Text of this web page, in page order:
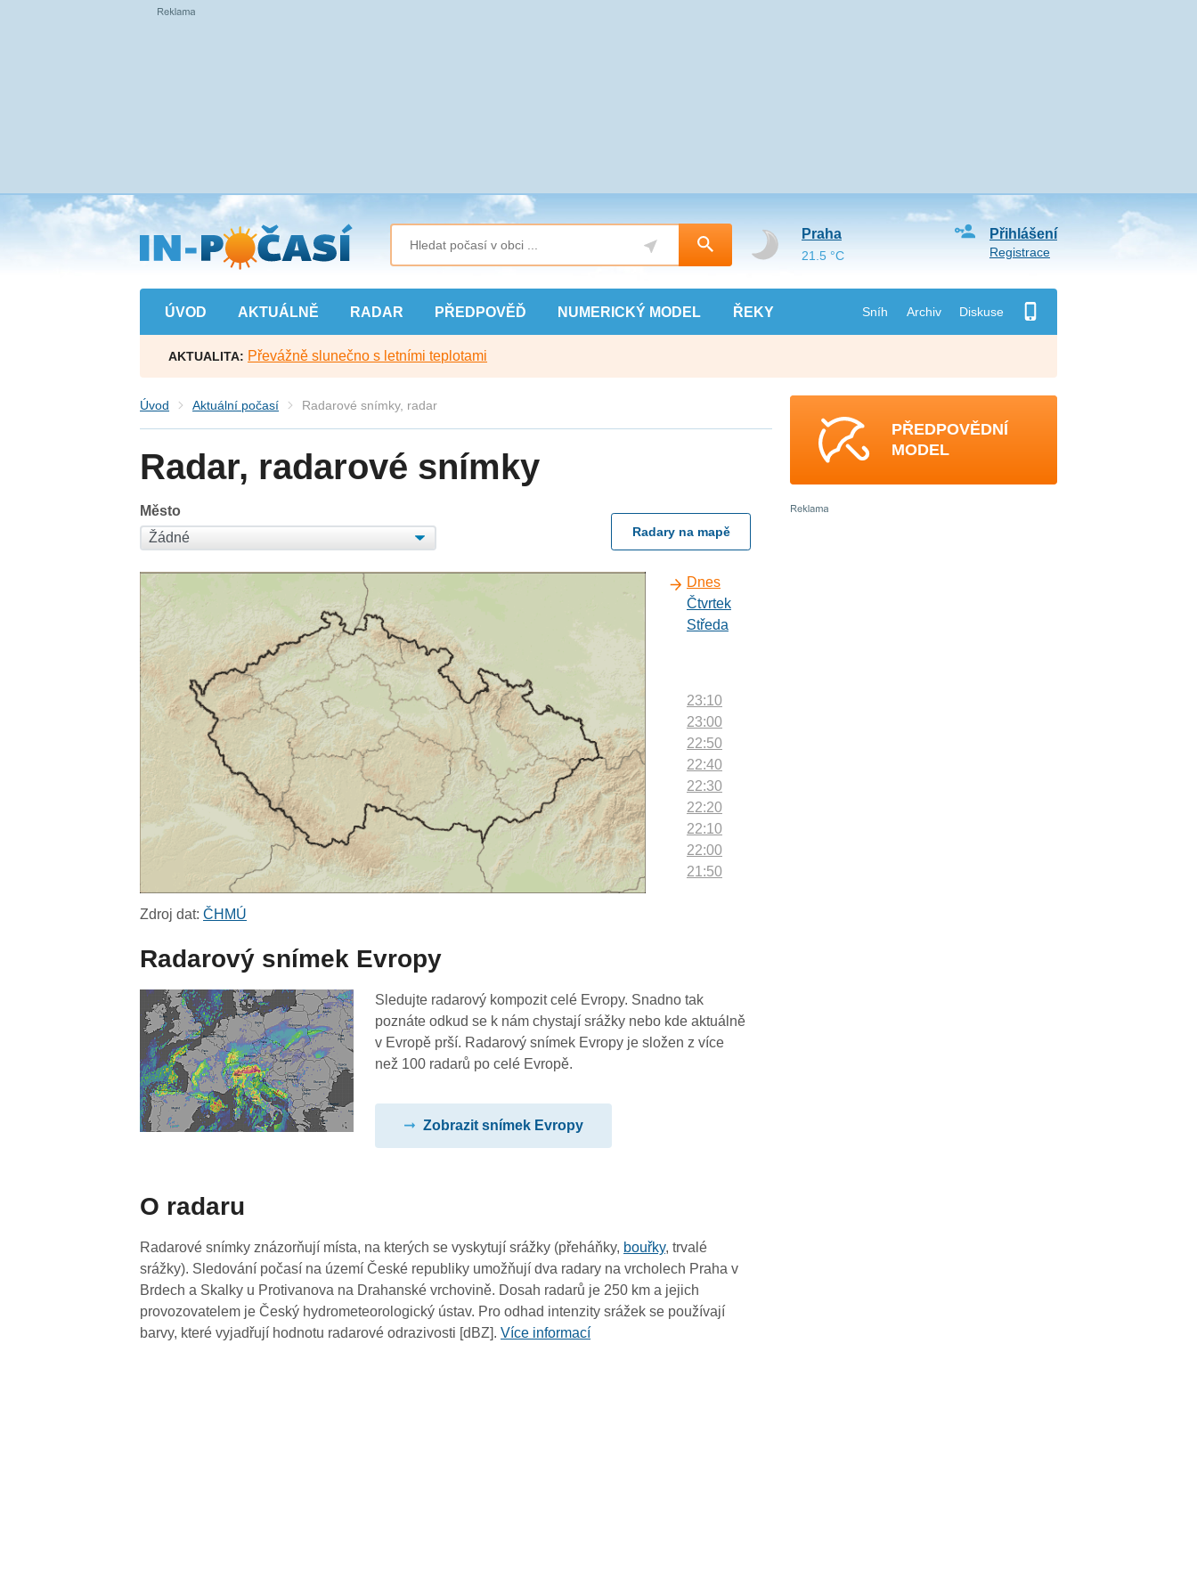
Přejít
na
hlavní
obsah
ÚVOD AKTUÁLNĚ RADAR PŘEDPOVĚĎ NUMERICKÝ MODEL ŘEKY Sníh Archiv Diskuse
Přihlášení
Registrace
Praha
21.5 °C
AKTUALITA: Převážně slunečno s letními teplotami
Úvod Aktuální počasí Radarové snímky, radar
Radar, radarové snímky
Město
Radary na mapě
Dnes
Čtvrtek
Středa
23:10
23:00
22:50
22:40
22:30
22:20
22:10
22:00
21:50
20:50
20:40
20:30
18:50
18:40
18:30
18:20
Zdroj dat:ČHMÚ
Radarový snímek Evropy
Sledujte radarový kompozit celé Evropy. Snadno tak
poznáte odkud se k nám chystají srážky nebo kde aktuálně
v Evropě prší. Radarový snímek Evropy je složen z více
než 100 radarů po celé Evropě.
Zobrazit snímek Evropy
O radaru
Radarové snímky znázorňují místa, na kterých se vyskytují srážky (přeháňky, bouřky, trvalé
srážky). Sledování počasí na území České republiky umožňují dva radary na vrcholech Praha v
Brdech a Skalky u Protivanova na Drahanské vrchovině. Dosah radarů je 250 km a jejich
provozovatelem je Český hydrometeorologický ústav. Pro odhad intenzity srážek se používají
barvy, které vyjadřují hodnotu radarové odrazivosti [dBZ].Více informací
PŘEDPOVĚDNÍ
MODEL